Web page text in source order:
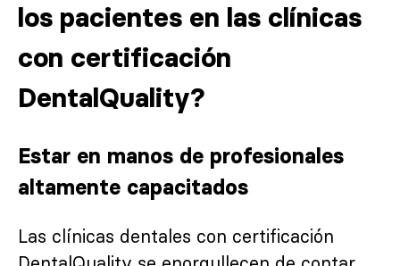
los pacientes en las clínicas
con certificación
DentalQuality?
Estar en manos de profesionales
altamente capacitados
Las clínicas dentales con certificación